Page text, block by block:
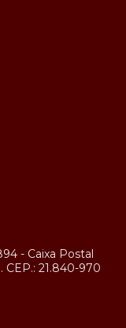
- Caixa Postal
CEP.: 21.840-970